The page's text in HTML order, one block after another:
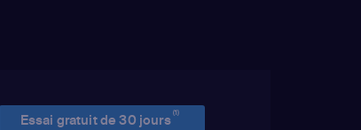
Essai gratuit de 30 jours(1)